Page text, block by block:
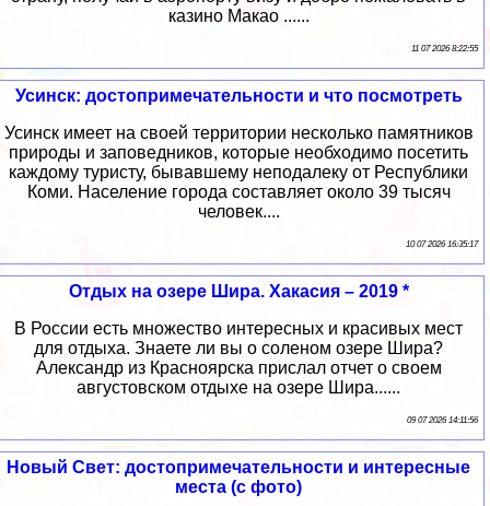
казино Макао ......
11 07 2026 8:22:55
Усинск: достопримечательности и что посмотреть
Усинск имеет на своей территории несколько памятников
природы и заповедников, которые необходимо посетить
каждому туристу, бывавшему неподалеку от Республики
Коми. Население города составляет около 39 тысяч
человек....
10 07 2026 16:35:17
Отдых на озере Шира. Хакасия – 2019 *
В России есть множество интересных и красивых мест
для отдыха. Знаете ли вы о соленом озере Шира?
Александр из Красноярска прислал отчет о своем
августовском отдыхе на озере Шира......
09 07 2026 14:11:56
Новый Свет: достопримечательности и интересные
места (с фото)